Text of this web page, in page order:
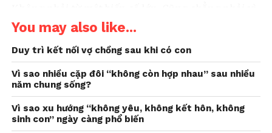
hết yêu.
Mà là từ những cơn bực bội rất nhỏ, tích tụ từng
ngày, rồi vô tình trút lên người gần mình nhất – vợ
tôi.
Tôi quen mang áp lực công việc, lo toan tiền bạc,
những thất vọng cá nhân về nhà. Thay vì nói ra
một cách tử tế, tôi chọn im lặng, cáu gắt, hoặc
You may also like...
Duy trì kết nối vợ chồng sau khi có con
Vì sao nhiều cặp đôi “không còn hợp nhau” sau nhiều
năm chung sống?
Vì sao xu hướng “không yêu, không kết hôn, không
sinh con” ngày càng phổ biến